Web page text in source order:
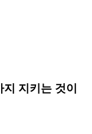
지키는 것이